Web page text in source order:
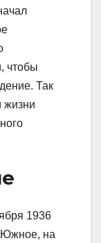
чтобы
Так
жизни
1936
Южное, на